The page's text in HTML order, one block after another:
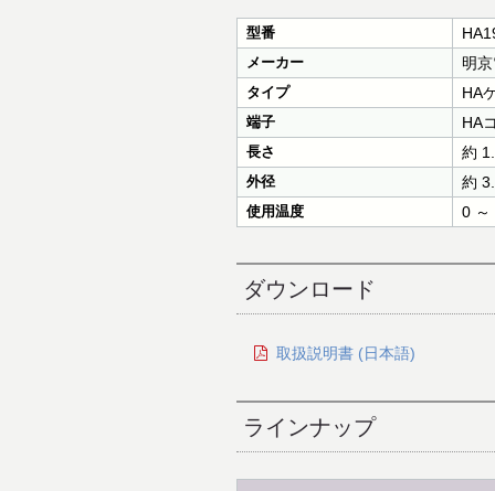
型番
メーカー 明
タイプ HA
端子 HA
長さ 約
外径 約
使用温度 0
ダウンロード
取扱説明書 (日本語)
ラインナップ